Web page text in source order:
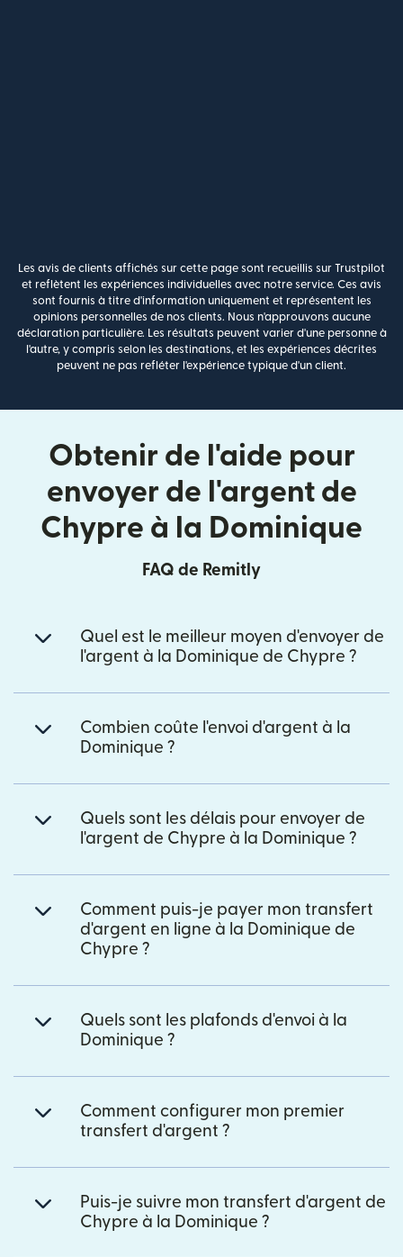
Les avis de clients affichés sur cette page sont recueillis sur Trustpilot
et reflètent les expériences individuelles avec notre service. Ces avis
sont fournis à titre d'information uniquement et représentent les
opinions personnelles de nos clients. Nous n'approuvons aucune
déclaration particulière. Les résultats peuvent varier d'une personne à
l'autre, y compris selon les destinations, et les expériences décrites
peuvent ne pas refléter l'expérience typique d'un client.
Obtenir de l'aide pour
envoyer de l'argent de
Chypre à la Dominique
FAQ de Remitly
Quel est le meilleur moyen d'envoyer de
l'argent à la Dominique de Chypre ?
Combien coûte l'envoi d'argent à la
Dominique ?
Quels sont les délais pour envoyer de
l'argent de Chypre à la Dominique ?
Comment puis-je payer mon transfert
d'argent en ligne à la Dominique de
Chypre ?
Quels sont les plafonds d'envoi à la
Dominique ?
Comment configurer mon premier
transfert d'argent ?
Puis-je suivre mon transfert d'argent de
Chypre à la Dominique ?